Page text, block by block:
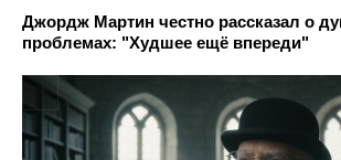
Джордж Мартин честно рассказал о
проблемах: "Худшее ещё впереди"